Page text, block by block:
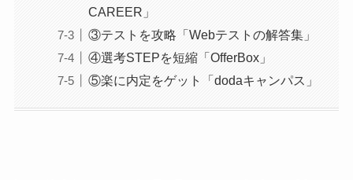
CAREER」
③テストを攻略「Webテストの解答集」
④選考STEPを短縮「OfferBox」
⑤楽に内定をゲット「dodaキャンパス」